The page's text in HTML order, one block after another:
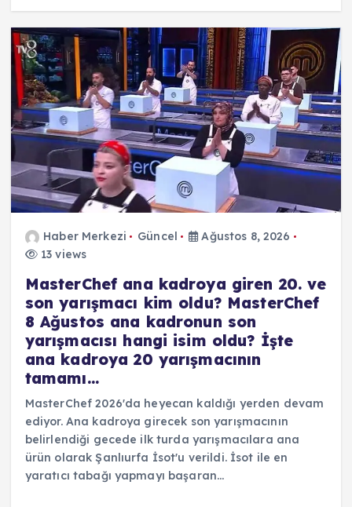
Haber Merkezi Güncel
Ağustos 8, 2026
13 views
MasterChef ana kadroya giren 20. ve
son yarışmacı kim oldu? MasterChef
8 Ağustos ana kadronun son
yarışmacısı hangi isim oldu? İşte
ana kadroya 20 yarışmacının
tamamı…
MasterChef 2026'da heyecan kaldığı yerden devam
ediyor. Ana kadroya girecek son yarışmacının
belirlendiği gecede ilk turda yarışmacılara ana
ürün olarak Şanlıurfa İsot'u verildi. İsot ile en
yaratıcı tabağı yapmayı başaran…